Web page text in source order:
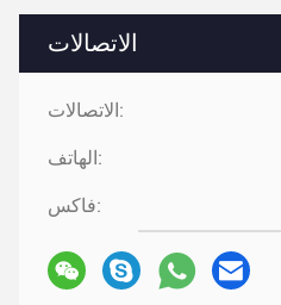
الاتصالات
الاتصالات:
الهاتف:
فاكس: